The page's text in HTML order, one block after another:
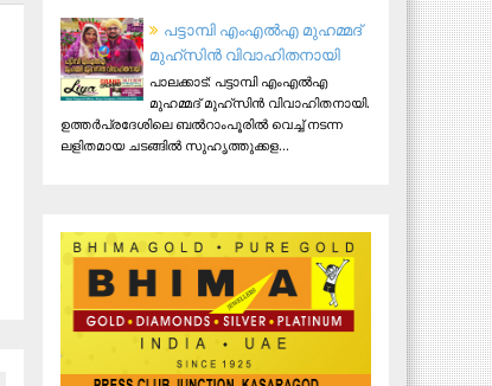
പട്ടാമ്പി എംഎല്‍എ മുഹമ്മദ്
മുഹ്‌സിന്‍ വിവാഹിതനായി
പാലക്കാട്: പട്ടാമ്പി എംഎല്‍എ
മുഹമ്മദ് മുഹ്‌സിന്‍ വിവാഹിതനായി.
ഉത്തര്‍പ്രദേശിലെ ബല്‍റാംപൂരില്‍ വെച്ച് നടന്ന
ലളിതമായ ചടങ്ങില്‍ സുഹൃത്തുക്കള...